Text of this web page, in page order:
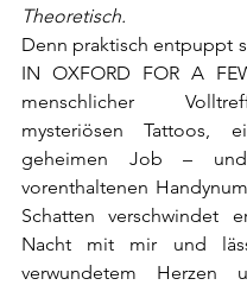
Theoretisch.
Denn praktisch entpuppt
IN OXFORD FOR A
menschlicher
mysteriösen Tattoos,
geheimen Job –
vorenthaltenen
Schatten verschwindet
Nacht mit mir und
verwundetem Herzen